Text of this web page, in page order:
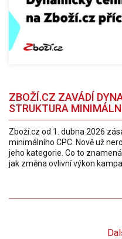
ZBOŽÍ.CZ ZAVÁDÍ
STRUKTURA
Zboží.cz od 1. dubna 2026
minimálního CPC. Nově už
jeho kategorie. Co to
jak změna ovlivní výkon